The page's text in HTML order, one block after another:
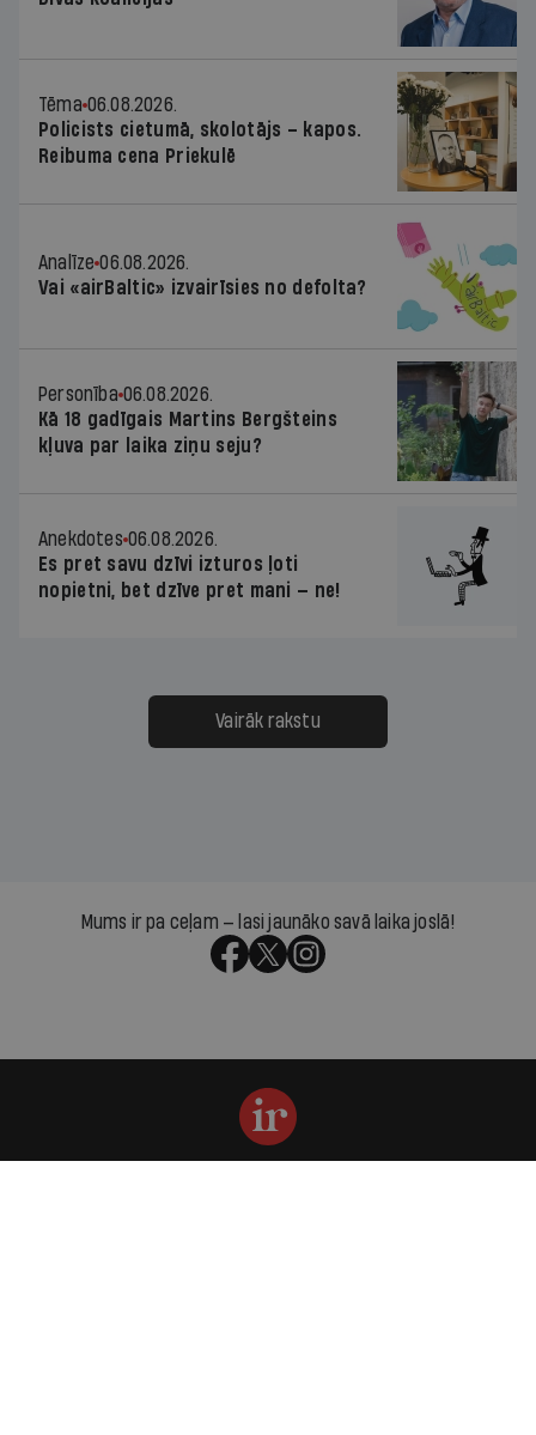
Tēma 06.08.2026.
Policists cietumā, skolotājs – kapos.
Reibuma cena Priekulē
Analīze 06.08.2026.
Vai «airBaltic» izvairīsies no defolta?
Personība 06.08.2026.
Kā 18 gadīgais Martins Bergšteins
kļuva par laika ziņu seju?
Anekdotes 06.08.2026.
Es pret savu dzīvi izturos ļoti
nopietni, bet dzīve pret mani — ne!
Vairāk rakstu
Mums ir pa ceļam — lasi jaunāko savā laika joslā!